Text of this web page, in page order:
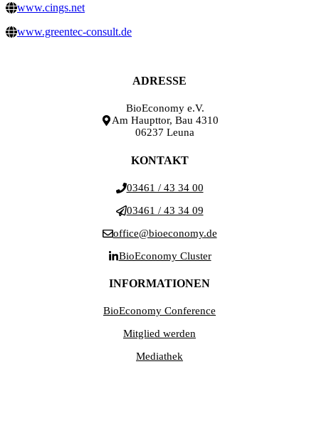
www.cings.net
www.greentec-consult.de
ADRESSE
BioEconomy e.V.
Am Haupttor, Bau 4310
06237 Leuna
KONTAKT
03461 / 43 34 00
03461 / 43 34 09
office@bioeconomy.de
BioEconomy Cluster
INFORMATIONEN
BioEconomy Conference
Mitglied werden
Mediathek